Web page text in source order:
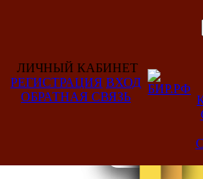
Добро
ЛИЧНЫЙ КАБИНЕТ
РЕГИСТРАЦИЯ ВХОД
ОБРАТНАЯ СВЯЗЬ